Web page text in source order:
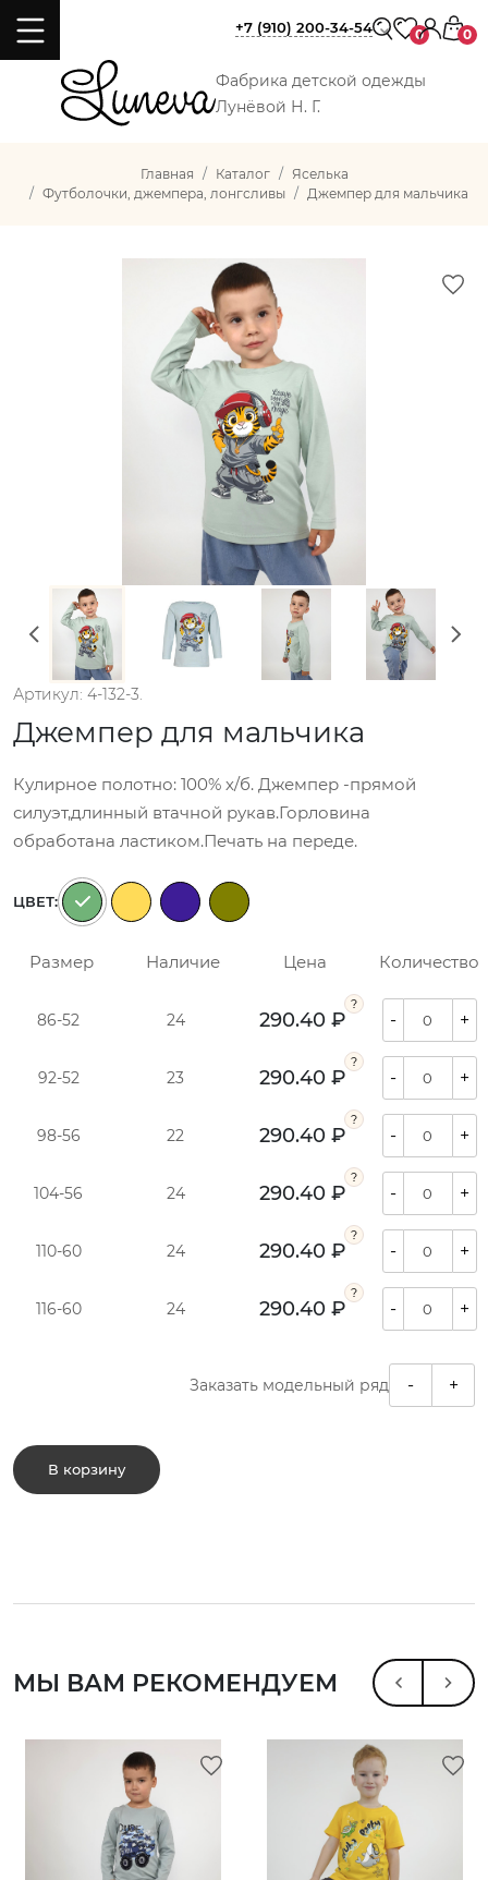
Фабрика детской одежды
Лунёвой Н. Г.
+7 (910) 200-34-54 0 0
Главная Каталог
Яселька
Футболочки, джемпера, лонгсливы
Джемпер для мальчика
Артикул: 4-132-3.
Джемпер для мальчика
Кулирное полотно: 100% х/б. Джемпер -прямой
силуэт,длинный втачной рукав.Горловина
обработана ластиком.Печать на переде.
ЦВЕТ:
Размер Наличие Цена Количество
86-52 24 290.40 ₽ - +
92-52 23 290.40 ₽ - +
98-56 22 290.40 ₽ - +
104-56 24 290.40 ₽ - +
110-60 24 290.40 ₽ - +
116-60 24 290.40 ₽ - +
Заказать модельный ряд - +
В корзину
МЫ ВАМ РЕКОМЕНДУЕМ